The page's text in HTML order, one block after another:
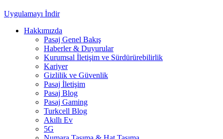
Uygulamayı İndir
Hakkımızda
Pasaj Genel Bakış
Haberler & Duyurular
Kurumsal İletişim ve Sürdürürebilirlik
Kariyer
Gizlilik ve Güvenlik
Pasaj İletişim
Pasaj Blog
Pasaj Gaming
Turkcell Blog
Akıllı Ev
5G